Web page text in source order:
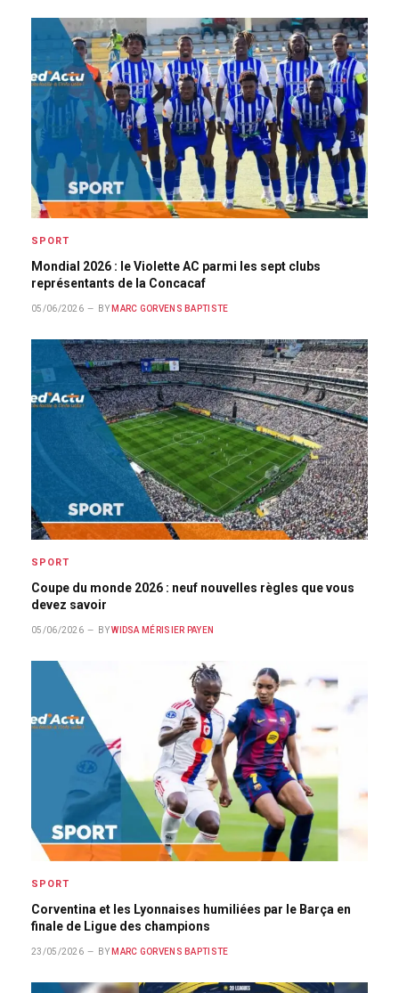
SPORT
Mondial 2026 : le Violette AC parmi les sept clubs
représentants de la Concacaf
05/06/2026 BY MARC GORVENS BAPTISTE
SPORT
Coupe du monde 2026 : neuf nouvelles règles que vous
devez savoir
05/06/2026 BY WIDSA MÉRISIER PAYEN
SPORT
Corventina et les Lyonnaises humiliées par le Barça en
finale de Ligue des champions
23/05/2026 BY MARC GORVENS BAPTISTE